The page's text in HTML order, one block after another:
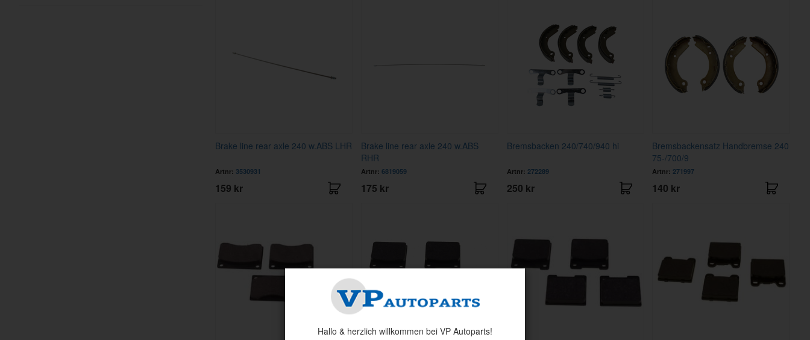
Brake line rear axle 240 w.ABS LHR
Artnr: 3530931
159 kr
Brake line rear axle 240 w.ABS
RHR
Artnr: 6819059
175 kr
Bremsbacken 240/740/940 hi
Artnr: 272289
250 kr
Bremsbackensatz Handbremse 240
75-/700/9
Artnr: 271997
140 kr
Hallo & herzlich willkommen bei VP Autoparts!